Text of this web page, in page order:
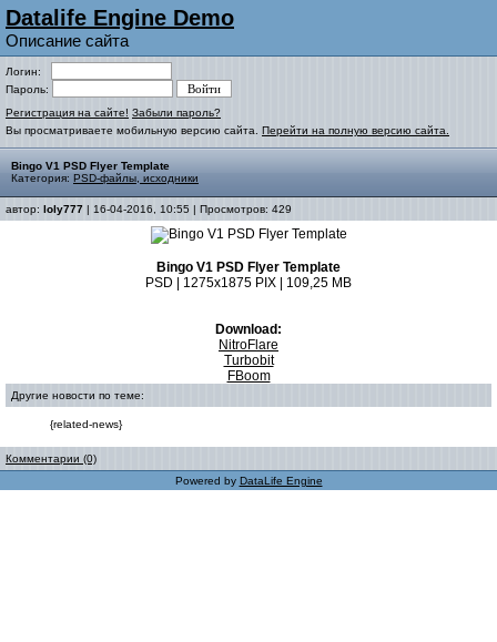
Datalife Engine Demo
Описание сайта
Логин:
Пароль:
Регистрация на сайте! Забыли пароль?
Вы просматриваете мобильную версию сайта. Перейти на полную версию сайта.
Bingo V1 PSD Flyer Template
Категория: PSD-файлы, исходники
автор: loly777 | 16-04-2016, 10:55 | Просмотров: 429
Bingo V1 PSD Flyer Template
PSD | 1275x1875 PIX | 109,25 MB
Download:
NitroFlare
Turbobit
FBoom
Другие новости по теме:
{related-news}
Комментарии (0)
Powered by DataLife Engine